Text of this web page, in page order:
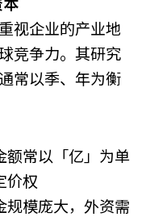
视企业的产业地
竞争力。其研究
常以季、年为衡
额常以「亿」为单
价权
规模庞大，外资需